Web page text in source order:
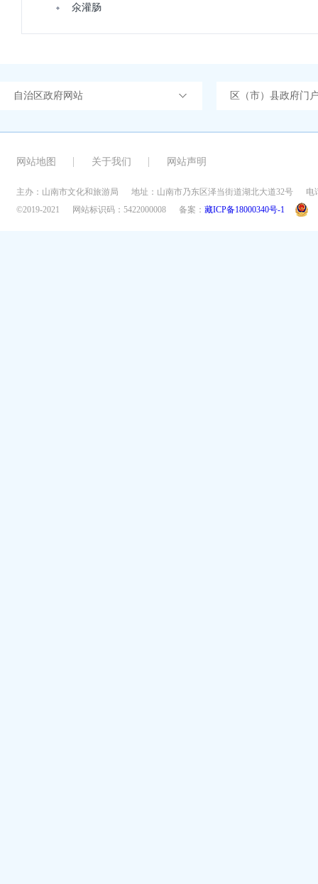
氽灌肠
自治区政府网站 区（市）县政府门
网站地图 关于我们 网站声明
主办：山南市文化和旅游局 地址：山南市乃东区泽当街道湖北大道32号
电
©2019-2021
网站标识码：5422000008 备案： 藏ICP备18000340号-1